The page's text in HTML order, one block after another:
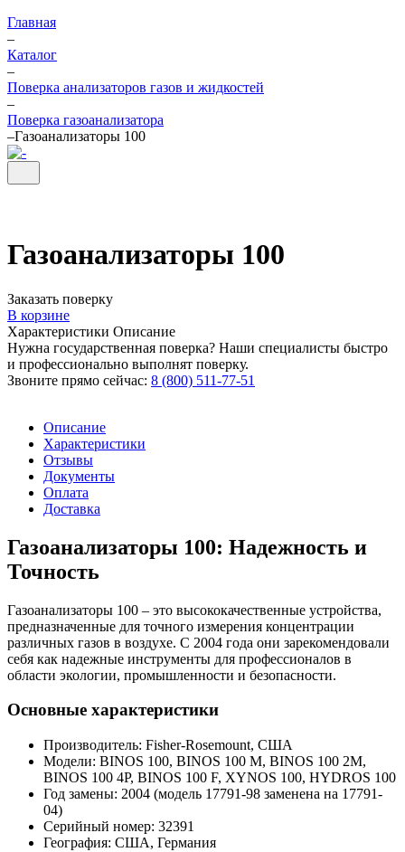
Главная
–
Каталог
–
Поверка анализаторов газов и жидкостей
–
Поверка газоанализатора
–Газоанализаторы 100
Газоанализаторы 100
Заказать поверку
В корзине
Характеристики Описание
Нужна государственная поверка? Наши специалисты быстро
и профессионально выполнят поверку.
Звоните прямо сейчас: 8 (800) 511-77-51
Описание
Характеристики
Отзывы
Документы
Оплата
Доставка
Газоанализаторы 100: Надежность и
Точность
Газоанализаторы 100 – это высококачественные устройства,
предназначенные для точного измерения концентрации
различных газов в воздухе. С 2004 года они зарекомендовали
себя как надежные инструменты для профессионалов в
области экологии, промышленности и безопасности.
Основные характеристики
Производитель: Fisher-Rosemount, США
Модели: BINOS 100, BINOS 100 M, BINOS 100 2M,
BINOS 100 4P, BINOS 100 F, XYNOS 100, HYDROS 100
Год замены: 2004 (модель 17791-98 заменена на 17791-
04)
Серийный номер: 32391
География: США, Германия